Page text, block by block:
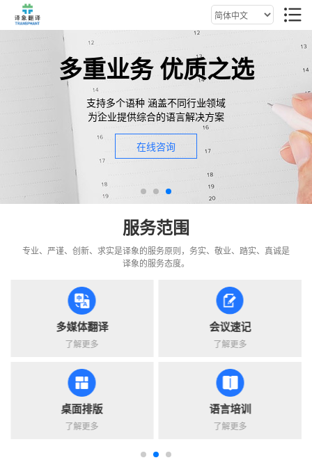
多重业务 优质之选
支持多个语种 涵盖不同行业领域
为企业提供综合的语言解决方案
在线咨询
服务范围
专业、严谨、创新、求实是译象的服务原则，务实、敬业、踏实、真诚是
译象的服务态度。
多媒体翻译
了解更多
桌面排版
了解更多
会议速记
了解更多
语言培训
了解更多